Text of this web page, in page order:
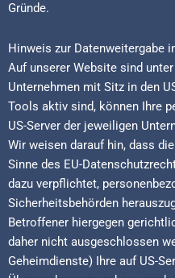
Gründe.
Hinweis zur Datenweitergabe
Auf unserer Website sind
Unternehmen mit Sitz in den
Tools aktiv sind, können Ihre
US-Server der jeweiligen
Wir weisen darauf hin, dass
Sinne des EU-
dazu verpflichtet,
Sicherheitsbehörden
Betroffener hiergegen
daher nicht ausgeschlossen
Geheimdienste) Ihre auf US-